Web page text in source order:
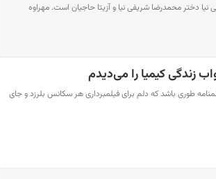
نیا دختر محمدرضا شریفی نیا و آزیتا حاجیان است. مهراوه
زندگی کیمیا را می‌دیدم
طوری باشد که دلم برای فیلمبرداری هر سکانس بلرزد و جای